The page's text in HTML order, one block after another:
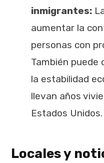
inmigrantes:
aumentar la
personas con
También
la estabilidad
llevan años
Estados Unidos.
Locales y